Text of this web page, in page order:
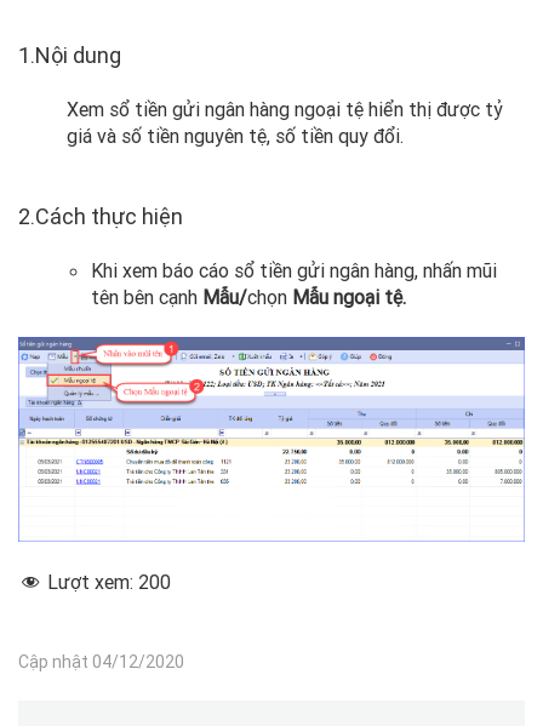
1.Nội dung
Xem sổ tiền gửi ngân hàng ngoại tệ hiển thị được tỷ
giá và số tiền nguyên tệ, số tiền quy đổi.
2.Cách thực hiện
Khi xem báo cáo sổ tiền gửi ngân hàng, nhấn mũi
tên bên cạnh Mẫu/chọn Mẫu ngoại tệ.
Lượt xem: 200
Cập nhật 04/12/2020